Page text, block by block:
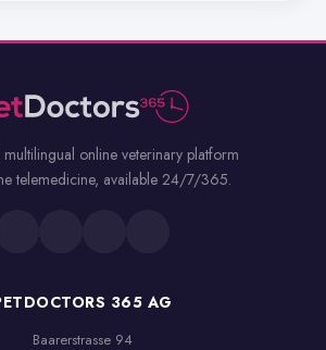
multilingual online veterinary platform
telemedicine, available 24/7/365.
365 AG
Baarerstrasse 94